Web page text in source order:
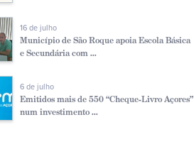
16 de julho
Município de São Roque apoia Escola Básica
e Secundária com ...
6 de julho
Emitidos mais de 550 “Cheque-Livro Açores”
num investimento ...